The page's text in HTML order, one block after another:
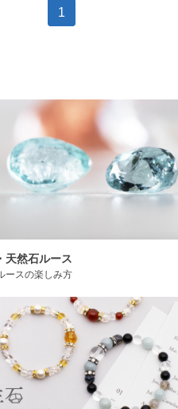
1
天然石ルース
ースの楽しみ方